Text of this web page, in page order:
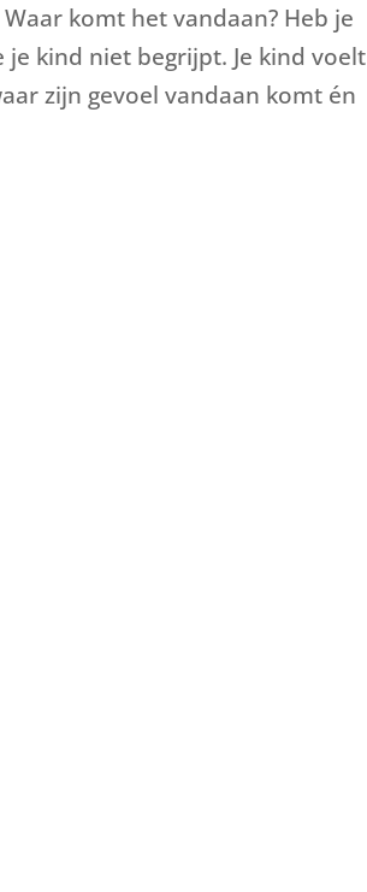
komt het vandaan? Heb je
je kind niet begrijpt. Je kind voelt
zijn gevoel vandaan komt én